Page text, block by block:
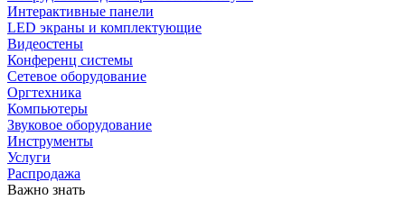
Интерактивные панели
LED экраны и комплектующие
Видеостены
Конференц системы
Сетевое оборудование
Оргтехника
Компьютеры
Звуковое оборудование
Инструменты
Услуги
Распродажа
Важно знать